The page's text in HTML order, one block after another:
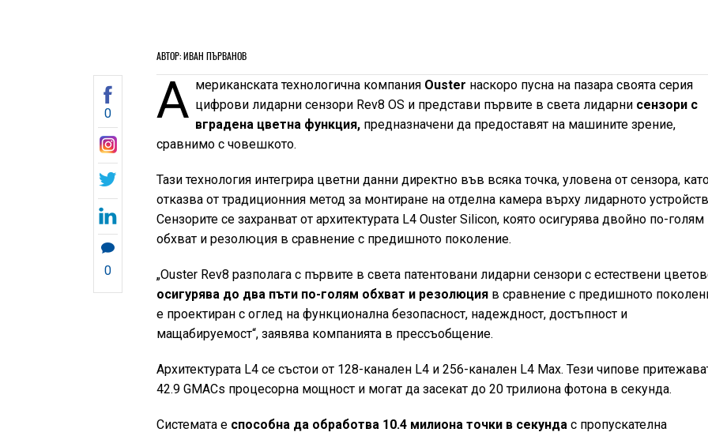
АВТОР: ИВАН ПЪРВАНОВ
0
0
А мериканската технологична компания Ouster наскоро пусна на пазара своята серия
цифрови лидарни сензори Rev8 OS и представи първите в света лидарнисензори с
вградена цветна функция,предназначени да предоставят на машините зрение,
сравнимо с човешкото.
Тази технология интегрира цветни данни директно във всяка точка, уловена от сензора,
отказва от традиционния метод за монтиране на отделна камера върху лидарното
Сензорите се захранват от архитектурата L4 Ouster Silicon, която осигурява двойно по-голям
обхват и резолюция в сравнение с предишното поколение.
„Ouster Rev8 разполага с първите в света патентовани лидарни сензори с естествени
осигурява до два пъти по-голям обхват и резолюция в сравнение с предишното
е проектиран с оглед на функционална безопасност, надеждност, достъпност и
мащабируемост“, заявява компанията в прессъобщение.
Архитектурата L4 се състои от 128-канален L4 и 256-канален L4 Max. Тези чипове
42.9 GMACs процесорна мощност и могат да засекат до 20 трилиона фотона в секунда.
Системата е способна да обработва 10.4 милиона точки в секунда с пропускателна